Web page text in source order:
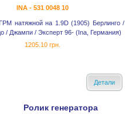
INA - 531 0048 10
натяжной на 1.9D (1905) Берлинго /
/ Джампи / Эксперт 96- (Ina, Германия)
1205.10 грн.
Детали
Ролик генератора